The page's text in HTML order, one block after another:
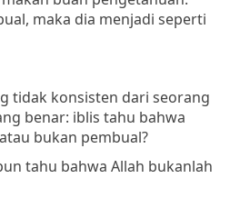
maka dia menjadi seperti
tidak konsisten dari seorang
benar: iblis tahu bahwa
bukan pembual?
tahu bahwa Allah bukanlah